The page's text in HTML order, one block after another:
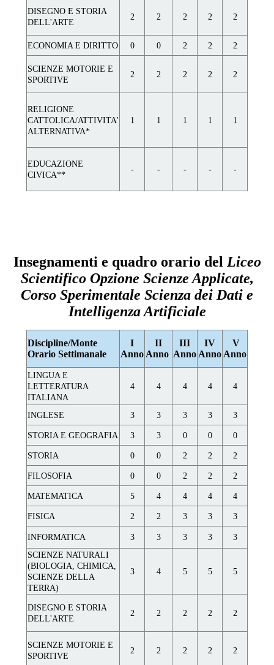
DISEGNO E STORIA
DELL'ARTE
2 2 2 2 2
ECONOMIA E DIRITTO 0 0 2 2 2
SCIENZE MOTORIE E
SPORTIVE
2 2 2 2 2
RELIGIONE
CATTOLICA/ATTIVITA'
ALTERNATIVA*
1 1 1 1 1
EDUCAZIONE
CIVICA**
- - - - -
Insegnamenti e quadro orario del Liceo
Scientifico Opzione Scienze Applicate,
Corso Sperimentale Scienza dei Dati e
Intelligenza Artificiale
Discipline/Monte
Orario Settimanale
I
Anno
II
Anno
III
Anno
IV
Anno
V
Anno
LINGUA E
LETTERATURA
ITALIANA
4 4 4 4 4
INGLESE 3 3 3 3 3
STORIA E GEOGRAFIA 3 3 0 0 0
STORIA 0 0 2 2 2
FILOSOFIA 0 0 2 2 2
MATEMATICA 5 4 4 4 4
FISICA 2 2 3 3 3
INFORMATICA 3 3 3 3
3
SCIENZE NATURALI
(BIOLOGIA, CHIMICA,
SCIENZE DELLA
TERRA)
3 4 5 5 5
DISEGNO E STORIA
DELL'ARTE
2 2 2 2 2
SCIENZE MOTORIE E
SPORTIVE
2 2 2 2 2